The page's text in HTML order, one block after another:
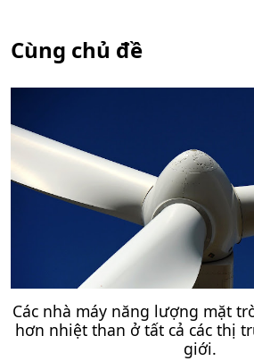
Cùng chủ đề
Các nhà máy năng lượng mặt
hơn nhiệt than ở tất cả các thị
giới.